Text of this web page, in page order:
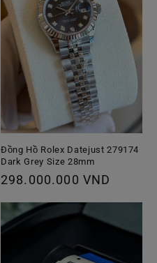
Đồng Hồ Rolex Datejust 279174
Dark Grey Size 28mm
Giá
thường
298.000.000 VND